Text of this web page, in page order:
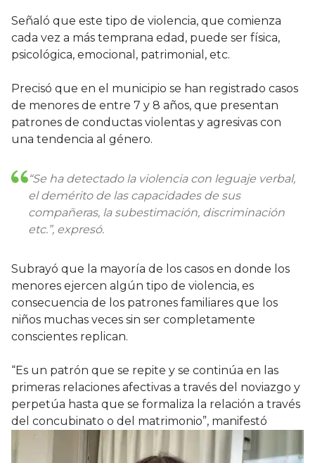
Señaló que este tipo de violencia, que comienza
cada vez a más temprana edad, puede ser física,
psicológica, emocional, patrimonial, etc.
Precisó que en el municipio se han registrado casos
de menores de entre 7 y 8 años, que presentan
patrones de conductas violentas y agresivas con
una tendencia al género.
“Se ha detectado la violencia con leguaje verbal,
el demérito de las capacidades de sus
compañeras, la subestimación, discriminación
etc.”, expresó.
Subrayó que la mayoría de los casos en donde los
menores ejercen algún tipo de violencia, es
consecuencia de los patrones familiares que los
niños muchas veces sin ser completamente
conscientes replican.
“Es un patrón que se repite y se continúa en las
primeras relaciones afectivas a través del noviazgo y
perpetúa hasta que se formaliza la relación a través
del concubinato o del matrimonio”, manifestó